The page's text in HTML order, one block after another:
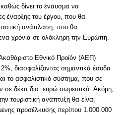
δίνει το έναυσμα να
έναρξης του έργου, που θα
αστική ανάπλαση, που θα
χρόνια σε ολόκληρη την Ευρώπη.
Εθνικό Προϊόν (ΑΕΠ)
διασφαλίζοντας σημαντικά έσοδα
το ασφαλιστικό σύστημα, που σε
σε δέκα δισ. ευρώ σωρευτικά. Ακόμη,
τουριστική ανάπτυξη θα είναι
προσέλκυσης περίπου 1.000.000